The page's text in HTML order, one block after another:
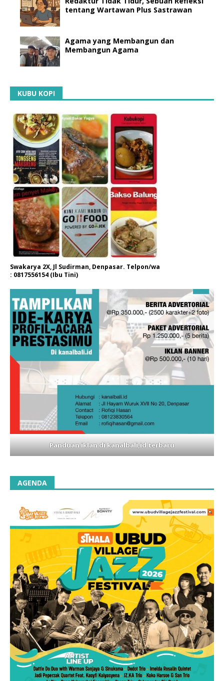
tentang Wartawan Plus Sastrawan
Agama yang Membangun dan
Membangun Agama
KUBU KOPI
Swakarya 2X, Jl Sudirman, Denpasar. Telpon/wa
: 0817556154 (Ibu Tini)
Panduan iklan di kanalbali,id terbaru
AGENDA